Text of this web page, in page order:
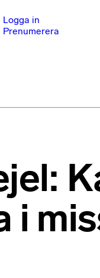
Logga in
Prenumerera
i